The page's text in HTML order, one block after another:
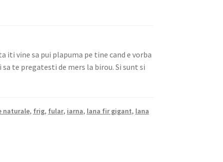
vine sa pui plapuma pe tine cand e vorba
te pregatesti de mers la birou. Si sunt si
naturale, frig, fular, iarna, lana fir gigant, lana